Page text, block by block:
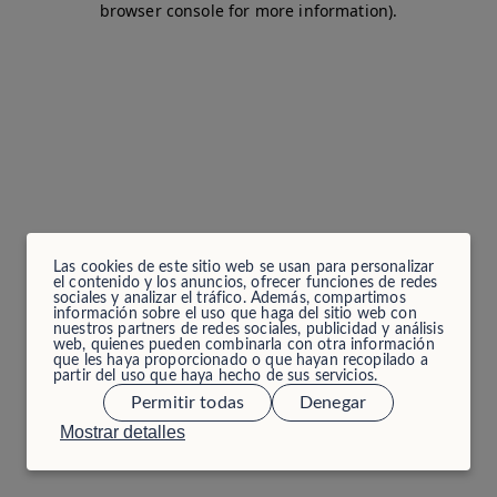
Las cookies de este sitio web se usan para personalizar
el contenido y los anuncios, ofrecer funciones de redes
sociales y analizar el tráfico. Además, compartimos
información sobre el uso que haga del sitio web con
nuestros partners de redes sociales, publicidad y análisis
web, quienes pueden combinarla con otra información
que les haya proporcionado o que hayan recopilado a
partir del uso que haya hecho de sus servicios.
Mostrar detalles
Permitir todas Denegar
browser console for more information).